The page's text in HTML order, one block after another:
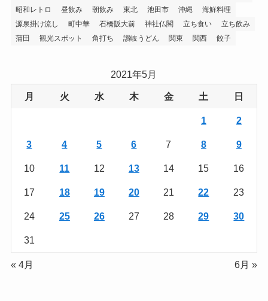
昭和レトロ
昼飲み 朝飲み 東北 池田市 沖縄
海鮮料理
源泉掛け流し
町中華 石橋阪大前 神社仏閣 立ち食い
立ち飲み
蒲田
観光スポット 角打ち 讃岐うどん 関東 関西 餃子
2021年5月
月 火 水 木 金 土 日
1 2
3 4 5 6 7 8 9
10 11 12 13 14 15 16
17 18 19 20 21 22 23
24 25 26 27 28 29 30
31
« 4月 6月 »